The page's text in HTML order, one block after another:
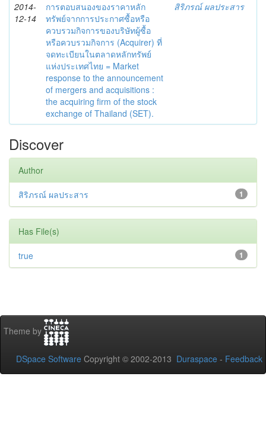
2014-
12-14
การตอบสนองของราคาหลัก
ทรัพย์จากการประกาศซื้อหรือ
ควบรวมกิจการของบริษัทผู้ซื้อ
หรือควบรวมกิจการ (Acquirer) ที่
จดทะเบียนในตลาดหลักทรัพย์
แห่งประเทศไทย = Market
response to the announcement
of mergers and acquisitions :
the acquiring firm of the stock
exchange of Thailand (SET).
สิริภรณ์ ผลประสาร
Discover
Author
1
สิริภรณ์ ผลประสาร
Has File(s)
1
true
Theme by
DSpace Software Copyright © 2002-2013 Duraspace - Feedback